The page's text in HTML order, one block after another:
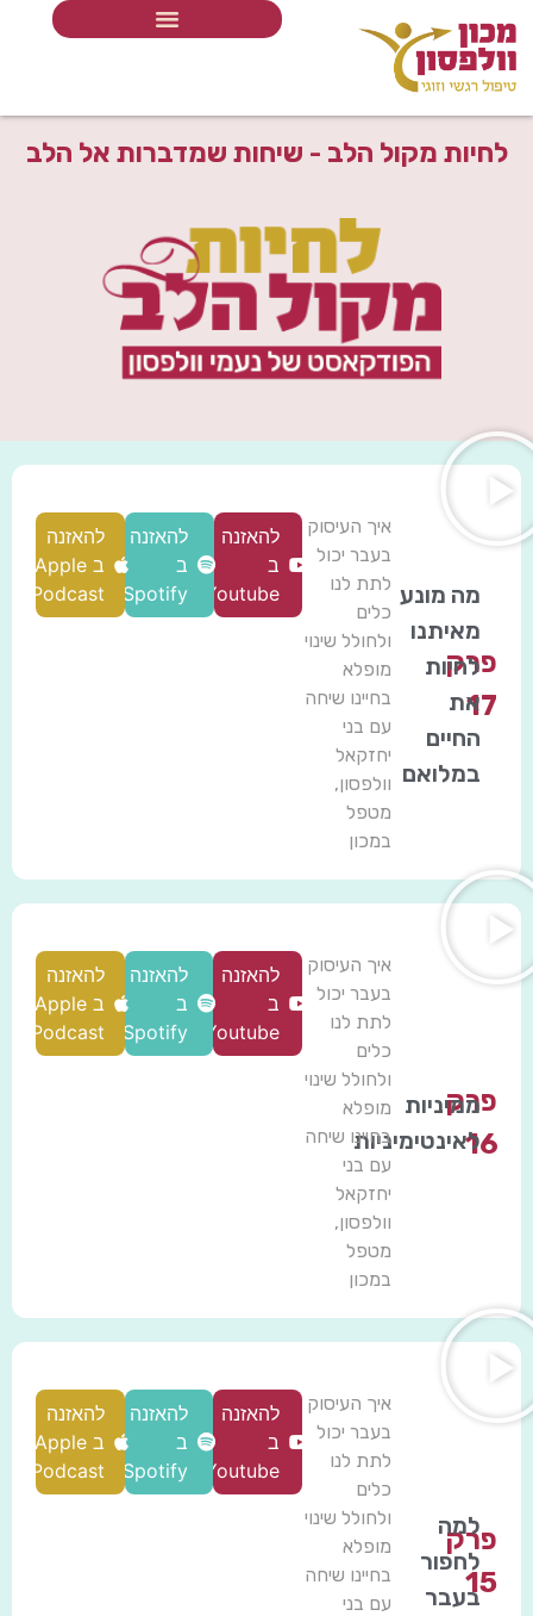
לחיות מקול הלב - שיחות שמדברות אל הלב
פרק
17
מה מונע
מאיתנו
לחיות
את
החיים
במלואם
איך העיסוק
בעבר יכול
לתת לנו
כלים
ולחולל שינוי
מופלא
בחיינו שיחה
עם בני
יחזקאל
וולפסון,
מטפל
במכון
להאזנה
ב
Youtube
להאזנה
ב
Spotify
להאזנה
ב Apple
Podcast
פרק
16
ממיניות
לאינטימיניות
איך העיסוק
בעבר יכול
לתת לנו
כלים
ולחולל שינוי
מופלא
בחיינו שיחה
עם בני
יחזקאל
וולפסון,
מטפל
במכון
להאזנה
ב
Youtube
להאזנה
ב
Spotify
להאזנה
ב Apple
Podcast
פרק
15
למה
לחפור
בעבר
איך העיסוק
בעבר יכול
לתת לנו
כלים
ולחולל שינוי
מופלא
בחיינו שיחה
עם בני
להאזנה
ב
Youtube
להאזנה
ב
Spotify
להאזנה
ב Apple
Podcast